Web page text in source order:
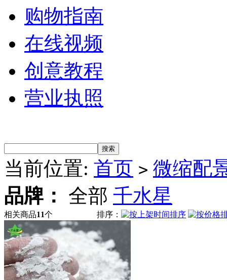
购物指南
在线视频
创意教程
营业执照
当前位置: 首页 > 微缩配
品牌：
全部 千水星
相关商品11个 排序：